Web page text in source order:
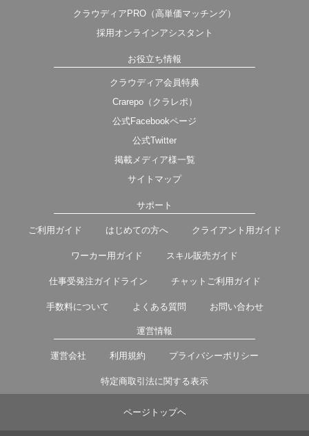
クラウディアPRO（高単価マッチング）
採用オンラインアシスタント
お役立ち情報
クラウディア会員特典
Crarepo（クラレポ）
公式Facebookページ
公式Twitter
掲載メディア様一覧
サイトマップ
サポート
ご利用ガイド はじめての方へ クライアント用ガイド
ワーカー用ガイド スキル販売ガイド
仕事受発注ガイドライン チャットご利用ガイド
手数料について よくある質問 お問い合わせ
運営情報
運営会社 利用規約 プライバシーポリシー
特定商取引法に関する表示
ページトップヘ